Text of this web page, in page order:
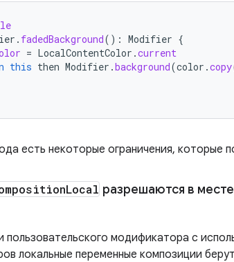
. fadedBackground(): Modifier {
= LocalContentColor .current
this then Modifier .background(color .copy
есть некоторые ограничения, которые
Local разрешаются в
пользовательского модификатора с
локальные переменные композиции